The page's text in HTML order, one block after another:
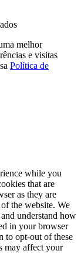
melhor
e visitas
Política de
while you
that are
as they are
the website. We
understand how
in your browser
to opt-out of these
may affect your